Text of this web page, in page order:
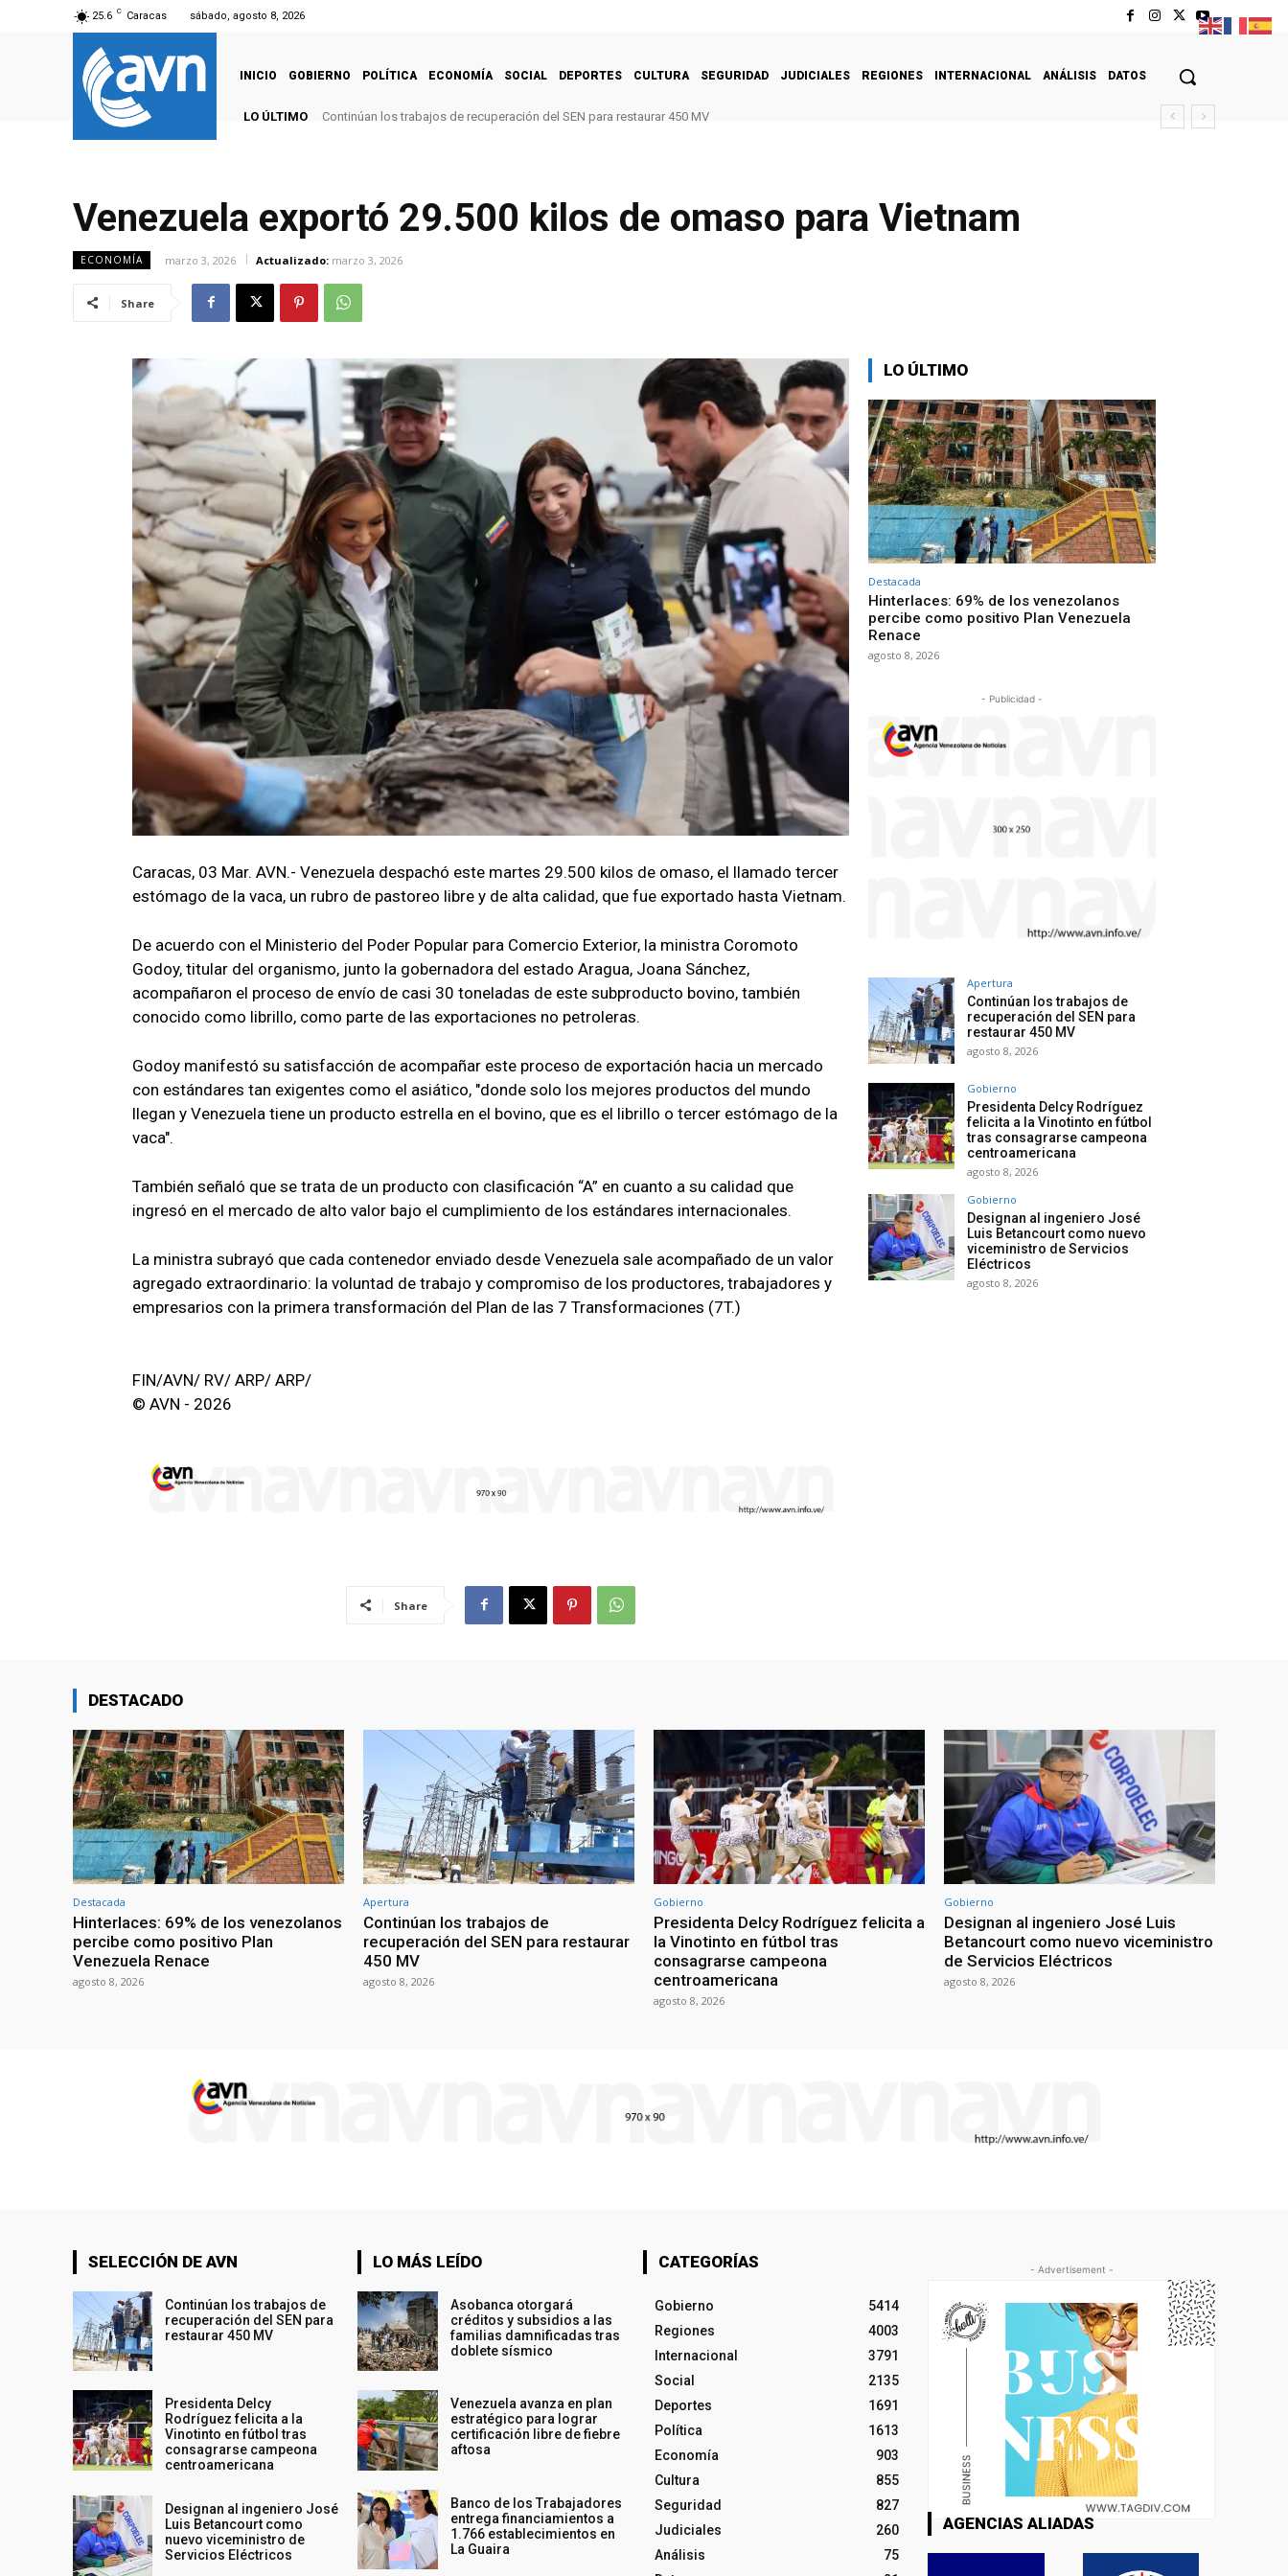
25.6 C Caracas sábado, agosto 8, 2026
INICIO GOBIERNO POLÍTICA ECONOMÍA SOCIAL DEPORTES CULTURA SEGURIDAD JUDICIALES REGIONES INTERNACIONAL ANÁLISIS DATOS
LO ÚLTIMO Continúan los trabajos de recuperación del SEN para restaurar 450 MV
Venezuela exportó 29.500 kilos de omaso para Vietnam
ECONOMÍA marzo 3, 2026 Actualizado: marzo 3, 2026
Share
Caracas, 03 Mar. AVN.- Venezuela despachó este martes 29.500 kilos de omaso, el llamado tercer
estómago de la vaca, un rubro de pastoreo libre y de alta calidad, que fue exportado hasta Vietnam.
De acuerdo con el Ministerio del Poder Popular para Comercio Exterior, la ministra Coromoto
Godoy, titular del organismo, junto la gobernadora del estado Aragua, Joana Sánchez,
acompañaron el proceso de envío de casi 30 toneladas de este subproducto bovino, también
conocido como librillo, como parte de las exportaciones no petroleras.
Godoy manifestó su satisfacción de acompañar este proceso de exportación hacia un mercado
con estándares tan exigentes como el asiático, "donde solo los mejores productos del mundo
llegan y Venezuela tiene un producto estrella en el bovino, que es el librillo o tercer estómago de la
vaca".
También señaló que se trata de un producto con clasificación “A” en cuanto a su calidad que
ingresó en el mercado de alto valor bajo el cumplimiento de los estándares internacionales.
La ministra subrayó que cada contenedor enviado desde Venezuela sale acompañado de un valor
agregado extraordinario: la voluntad de trabajo y compromiso de los productores, trabajadores y
empresarios con la primera transformación del Plan de las 7 Transformaciones (7T.)
FIN/AVN/ RV/ ARP/ ARP/
© AVN - 2026
Share
LO ÚLTIMO
Destacada
Hinterlaces: 69% de los venezolanos
percibe como positivo Plan Venezuela
Renace
agosto 8, 2026
- Publicidad -
Apertura
Continúan los trabajos de
recuperación del SEN para
restaurar 450 MV
agosto 8, 2026
Gobierno
Presidenta Delcy Rodríguez
felicita a la Vinotinto en fútbol
tras consagrarse campeona
centroamericana
agosto 8, 2026
Gobierno
Designan al ingeniero José
Luis Betancourt como nuevo
viceministro de Servicios
Eléctricos
agosto 8, 2026
DESTACADO
Destacada
Hinterlaces: 69% de los venezolanos
percibe como positivo Plan
Venezuela Renace
agosto 8, 2026
Apertura
Continúan los trabajos de
recuperación del SEN para restaurar
450 MV
agosto 8, 2026
Gobierno
Presidenta Delcy Rodríguez felicita a
la Vinotinto en fútbol tras
consagrarse campeona
centroamericana
agosto 8, 2026
Gobierno
Designan al ingeniero José Luis
Betancourt como nuevo viceministro
de Servicios Eléctricos
agosto 8, 2026
SELECCIÓN DE AVN
Continúan los trabajos de
recuperación del SEN para
restaurar 450 MV
Presidenta Delcy
Rodríguez felicita a la
Vinotinto en fútbol tras
consagrarse campeona
centroamericana
Designan al ingeniero José
Luis Betancourt como
nuevo viceministro de
Servicios Eléctricos
LO MÁS LEÍDO
Asobanca otorgará
créditos y subsidios a las
familias damnificadas tras
doblete sísmico
Venezuela avanza en plan
estratégico para lograr
certificación libre de fiebre
aftosa
Banco de los Trabajadores
entrega financiamientos a
1.766 establecimientos en
La Guaira
CATEGORÍAS
Gobierno
5414
Regiones
4003
Internacional
3791
Social
2135
Deportes
1691
Política
1613
Economía
903
Cultura
855
Seguridad
827
Judiciales
260
Análisis
75
- Advertisement -
AGENCIAS ALIADAS